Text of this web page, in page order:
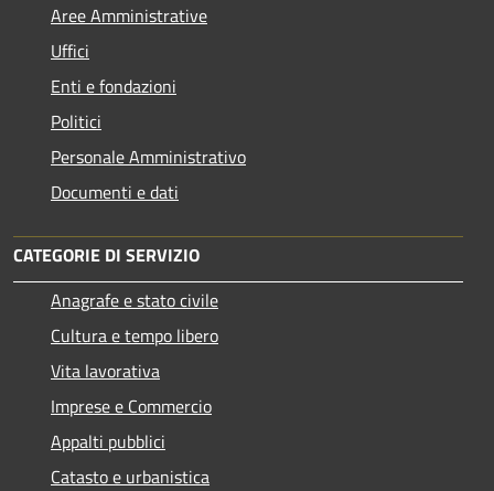
Aree Amministrative
Uffici
Enti e fondazioni
Politici
Personale Amministrativo
Documenti e dati
CATEGORIE DI SERVIZIO
Anagrafe e stato civile
Cultura e tempo libero
Vita lavorativa
Imprese e Commercio
Appalti pubblici
Catasto e urbanistica